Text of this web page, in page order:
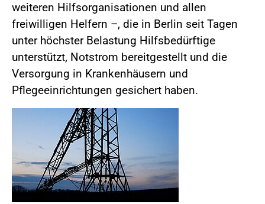
weiteren Hilfsorganisationen und allen
freiwilligen Helfern –, die in Berlin seit Tagen
unter höchster Belastung Hilfsbedürftige
unterstützt, Notstrom bereitgestellt und die
Versorgung in Krankenhäusern und
Pflegeeinrichtungen gesichert haben.